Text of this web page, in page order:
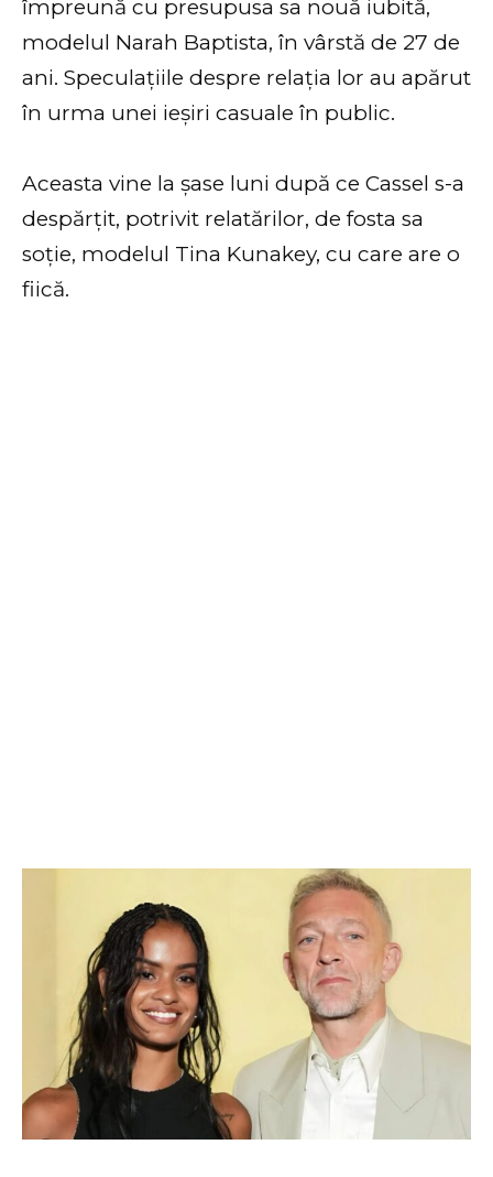
împreună cu presupusa sa nouă iubită,
modelul Narah Baptista, în vârstă de 27 de
ani. Speculațiile despre relația lor au apărut
în urma unei ieșiri casuale în public.
Aceasta vine la șase luni după ce Cassel s-a
despărțit, potrivit relatărilor, de fosta sa
soție, modelul Tina Kunakey, cu care are o
fiică.